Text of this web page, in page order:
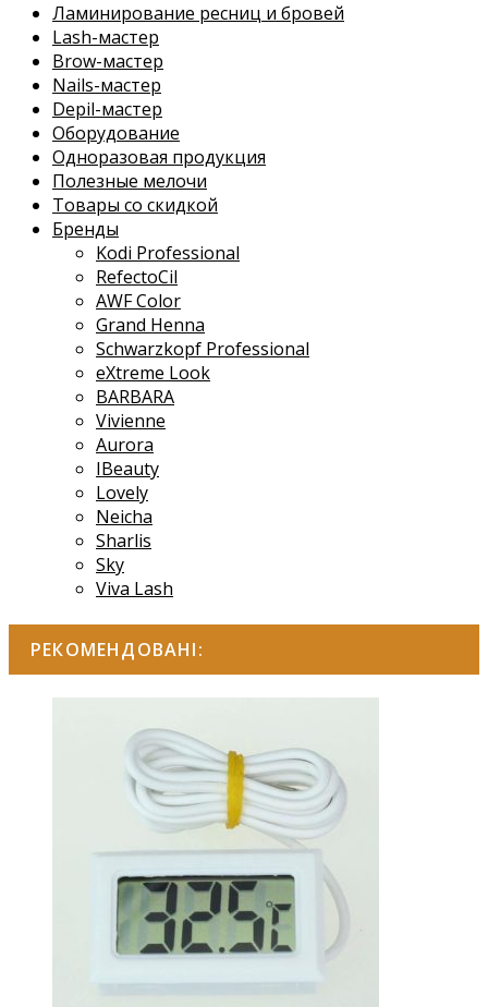
Ламинирование ресниц и бровей
Lash-мастер
Brow-мастер
Nails-мастер
Depil-мастер
Оборудование
Одноразовая продукция
Полезные мелочи
Товары со скидкой
Бренды
Kodi Professional
RefectoCil
AWF Color
Grand Henna
Schwarzkopf Professional
eXtreme Look
BARBARA
Vivienne
Aurora
IBeauty
Lovely
Neicha
Sharlis
Sky
Viva Lash
РЕКОМЕНДОВАНІ: